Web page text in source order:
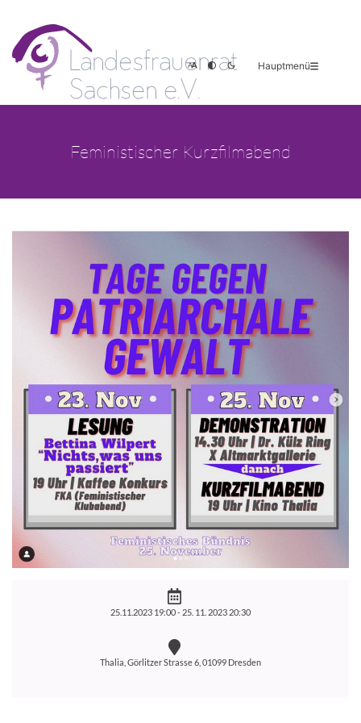
Hauptmenü
Feministischer Kurzfilmabend
25.11.2023 19:00 - 25. 11. 2023 20:30
Thalia, Görlitzer Strasse 6, 01099 Dresden